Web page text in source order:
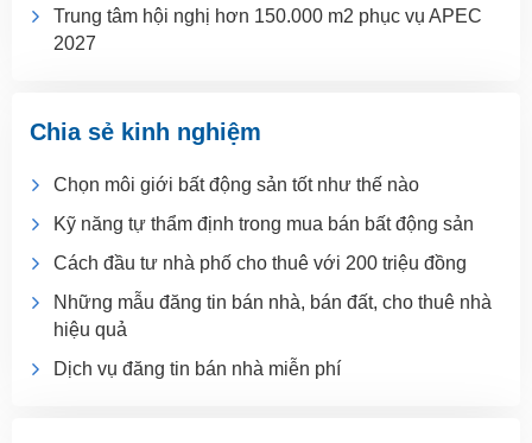
Trung tâm hội nghị hơn 150.000 m2 phục vụ APEC
2027
Chia sẻ kinh nghiệm
Chọn môi giới bất động sản tốt như thế nào
Kỹ năng tự thẩm định trong mua bán bất động sản
Cách đầu tư nhà phố cho thuê với 200 triệu đồng
Những mẫu đăng tin bán nhà, bán đất, cho thuê nhà
hiệu quả
Dịch vụ đăng tin bán nhà miễn phí